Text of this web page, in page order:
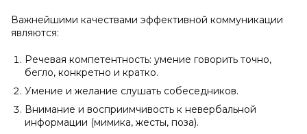
Важнейшими качествами эффективной коммуникации
являются:
Речевая компетентность: умение говорить точно,
бегло, конкретно и кратко.
Умение и желание слушать собеседников.
Внимание и восприимчивость к невербальной
информации (мимика, жесты, поза).